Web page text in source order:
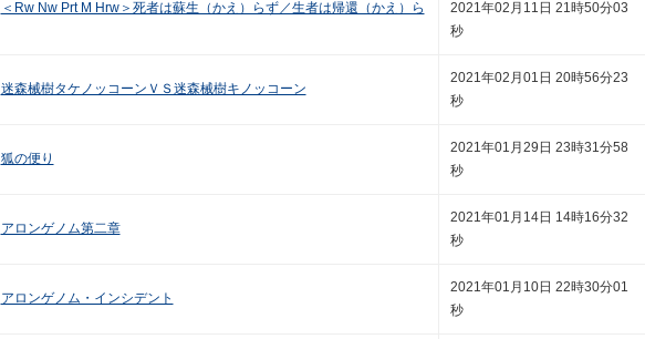
＜Rw Nw Prt M Hrw＞死者は蘇生（かえ）らず／生者は帰還（かえ）ら
2021年02月11日 21時50分03
秒
迷森械樹タケノッコーンＶＳ迷森械樹キノッコーン
2021年02月01日 20時56分23
秒
狐の便り
2021年01月29日 23時31分58
秒
アロンゲノム第二章
2021年01月14日 14時16分32
秒
アロンゲノム・インシデント
2021年01月10日 22時30分01
秒